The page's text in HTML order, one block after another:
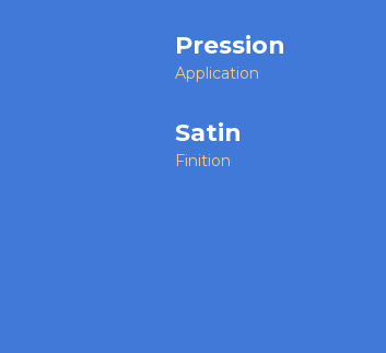
Pression
Application
Satin
Finition